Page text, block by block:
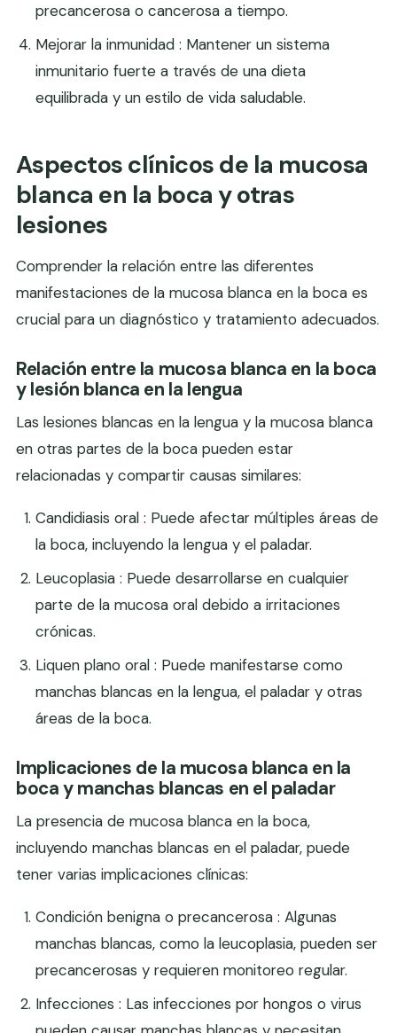
precancerosa o cancerosa a tiempo.
Mejorar la inmunidad : Mantener un sistema
inmunitario fuerte a través de una dieta
equilibrada y un estilo de vida saludable.
Aspectos clínicos de la mucosa
blanca en la boca y otras
lesiones
Comprender la relación entre las diferentes
manifestaciones de la mucosa blanca en la boca es
crucial para un diagnóstico y tratamiento adecuados.
Relación entre la mucosa blanca en la boca
y lesión blanca en la lengua
Las lesiones blancas en la lengua y la mucosa blanca
en otras partes de la boca pueden estar
relacionadas y compartir causas similares:
Candidiasis oral : Puede afectar múltiples áreas de
la boca, incluyendo la lengua y el paladar.
Leucoplasia : Puede desarrollarse en cualquier
parte de la mucosa oral debido a irritaciones
crónicas.
Liquen plano oral : Puede manifestarse como
manchas blancas en la lengua, el paladar y otras
áreas de la boca.
Implicaciones de la mucosa blanca en la
boca y manchas blancas en el paladar
La presencia de mucosa blanca en la boca,
incluyendo manchas blancas en el paladar, puede
tener varias implicaciones clínicas:
Condición benigna o precancerosa : Algunas
manchas blancas, como la leucoplasia, pueden ser
precancerosas y requieren monitoreo regular.
Infecciones : Las infecciones por hongos o virus